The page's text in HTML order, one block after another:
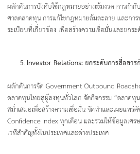
ผลักดันการบังคับใช้กฎหมายอย่างเข้มงวด การกำกั
ศาลตลาดทุน การแก้ไขกฎหมายล้มละลาย และกา
ระเบียบที่เกี่ยวข้อง เพื่อสร้างความเชื่อมั่นและยกร
Investor Relations: ยกระดับการสื่อสา
ผลักดันการจัด Government Outbound
ตลาดทุนไทยสู่ผู้ลงทุนทั่วโลก จัดกิจกรรม “ตลาดทุ
สม่ำเสมอเพื่อสร้างความเชื่อมั่น จัดทำและเผยแพร่
Confidence Index ทุกเดือน และร่วมให้ข้อมูลเศ
เวทีสำคัญทั้งในประเทศและต่างประเทศ